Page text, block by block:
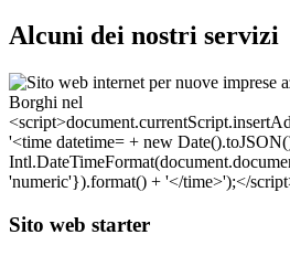
Alcuni dei nostri servizi
Sito web starter